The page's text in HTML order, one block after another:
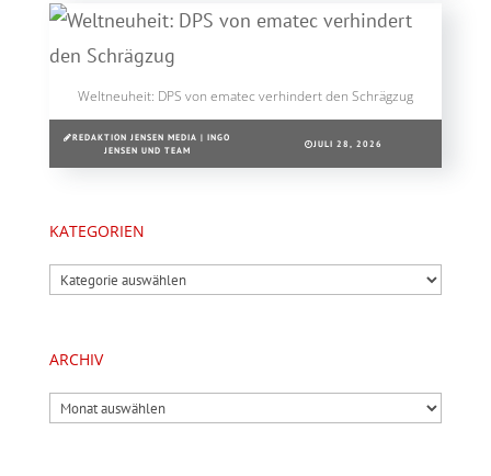
Weltneuheit: DPS von ematec verhindert den Schrägzug
REDAKTION JENSEN MEDIA | INGO
JENSEN UND TEAM
JULI 28, 2026
KATEGORIEN
Kategorien
ARCHIV
Archiv